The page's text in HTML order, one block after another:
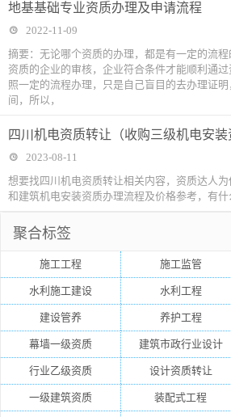
地基基础专业资质办理及申请流程
2022-11-09
摘要：无论哪个资质的办理，都是有一定的流
资质的企业的审核，企业符合条件才能顺利通
照一定的流程办理，只是自己盲目的去办理证
间，所以，
四川机电资质转让（收购三级机电安装
2023-08-11
想要找四川机电资质转让相关内容，资质达人
和建筑机电安装资质办理流程及价格参考，有什
聚合标签
施工工程 施工监管
水利施工建设 水利工程
建设管养 养护工程
幕墙一级资质 建筑市政行业设计
行业乙级资质 设计资质转让
一级建筑资质 装配式工程